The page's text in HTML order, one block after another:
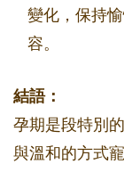
變化，保持
容。
結語：
孕期是段特別
與溫和的方式